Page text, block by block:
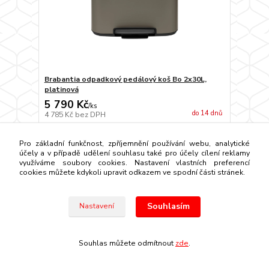
Brabantia odpadkový pedálový koš Bo 2x30L,
platinová
5 790 Kč/ks
4 785 Kč bez DPH do 14 dnů
Pro základní funkčnost, zpříjemnění používání webu, analytické
účely a v případě udělení souhlasu také pro účely cílení reklamy
využíváme soubory cookies. Nastavení vlastních preferencí
cookies můžete kdykoli upravit odkazem ve spodní části stránek.
Nastavení Souhlasím
Souhlas můžete odmítnout zde.